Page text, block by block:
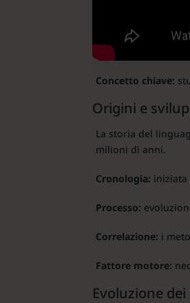
Concetto chiave:
Origini e
La storia del
milioni di anni.
Cronologia:
Processo:
Correlazione: i
Fattore motore:
Evoluzione